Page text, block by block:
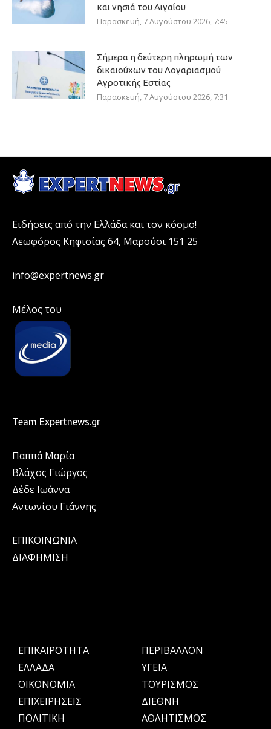
και νησιά του Αιγαίου
Παρασκευή, 7 Αυγούστου 2026, 7:45
Σήμερα η δεύτερη πληρωμή των
δικαιούχων του Λογαριασμού
Αγροτικής Εστίας
Παρασκευή, 7 Αυγούστου 2026, 7:31
Ειδήσεις από την Ελλάδα και τον κόσμο!
Λεωφόρος Κηφισίας 64, Μαρούσι 151 25
info@expertnews.gr
Μέλος του
Team Expertnews.gr
Παππά Μαρία
Βλάχος Γιώργος
Δέδε Ιωάννα
Αντωνίου Γιάννης
ΕΠΙΚΟΙΝΩΝΙΑ
ΔΙΑΦΗΜΙΣΗ
ΕΠΙΚΑΙΡΟΤΗΤΑ
ΕΛΛΑΔΑ
OIKONOMIA
ΕΠΙΧΕΙΡΗΣΕΙΣ
ΠΟΛΙΤΙΚΗ
ΠΕΡΙΒΑΛΛΟΝ
ΥΓΕΙΑ
ΤΟΥΡΙΣΜΟΣ
ΔΙΕΘΝΗ
ΑΘΛΗΤΙΣΜΟΣ